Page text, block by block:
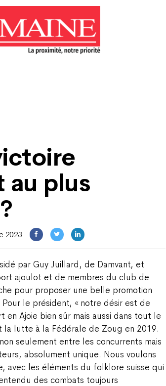
au plus
2023
par Guy Juillard, de Damvant, et
ajoulot et de membres du club de
pour proposer une belle promotion
le président, « notre désir est de
en Ajoie bien sûr mais aussi dans tout le
la lutte à la Fédérale de Zoug en 2019.
seulement entre les concurrents mais
absolument unique. Nous voulons
avec les éléments du folklore suisse qui
des combats toujours